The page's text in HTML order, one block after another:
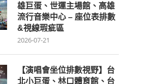
雄巨蛋、世運主場館、高雄
流行音樂中心 – 座位表排數
&視線瑕疵區
2026-07-21
【演唱會坐位排數視野】台
北小巨蛋、林口體育館、台